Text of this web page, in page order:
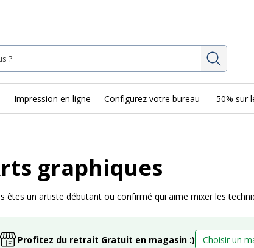
Impression en ligne Configurez votre bureau -50% sur
graphiques
êtes un artiste débutant ou confirmé qui aime mixer les
Profitez du retrait Gratuit en magasin :) Choisir un